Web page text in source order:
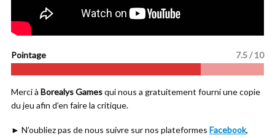
Pointage 7.5 / 10
Merci à Borealys Gamesqui nous a gratuitement fourni une copie
du jeu afin d’en faire la critique.
► N’oubliez pas de nous suivre sur nos plateformes Facebook,